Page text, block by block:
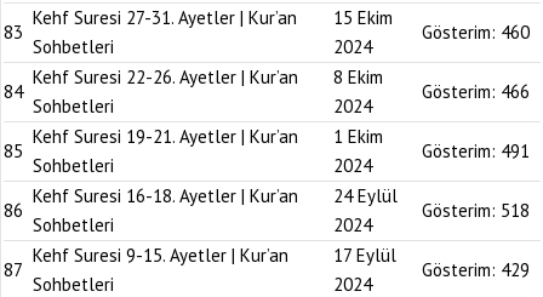
83
Kehf Suresi 27-31. Ayetler | Kur’an
Sohbetleri
15 Ekim
2024
Gösterim: 460
84
Kehf Suresi 22-26. Ayetler | Kur’an
Sohbetleri
8 Ekim
2024
Gösterim: 466
85
Kehf Suresi 19-21. Ayetler | Kur’an
Sohbetleri
1 Ekim
2024
Gösterim: 491
86
Kehf Suresi 16-18. Ayetler | Kur’an
Sohbetleri
24 Eylül
2024
Gösterim: 518
87
Kehf Suresi 9-15. Ayetler | Kur’an
Sohbetleri
17 Eylül
2024
Gösterim: 429